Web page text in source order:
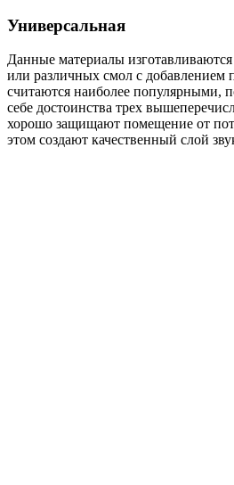
Универсальная
Данные материалы
или различных смол с добавлением
считаются наиболее популярными,
себе достоинства трех
хорошо защищают помещение от
этом создают качественный слой